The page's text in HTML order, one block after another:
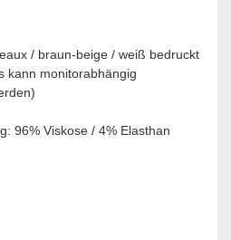
/ braun-beige / weiß bedruckt
kann monitorabhängig
96% Viskose / 4% Elasthan